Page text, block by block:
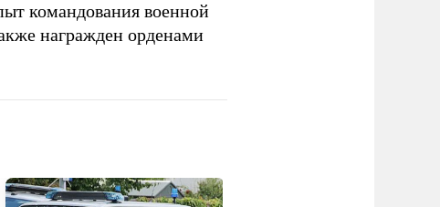
командования военной
награжден орденами